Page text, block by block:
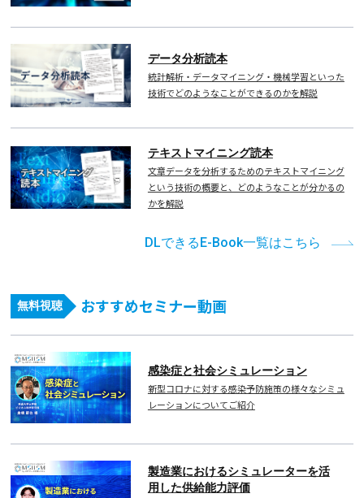
データ分析読本
統計解析・データマイニング・機械学習といった
技術でどのようなことができるのかを解説
テキストマイニング読本
文章データを分析するためのテキストマイニング
という技術の概要と、どのようなことが分かるの
かを解説
DLできるE-Book一覧はこちら
無料視聴 おすすめセミナー動画
感染症と社会シミュレーション
新型コロナに対する感染予防施策の様々なシミュ
レーションについてご紹介
製造業におけるシミュレーターを活
用した供給能力評価